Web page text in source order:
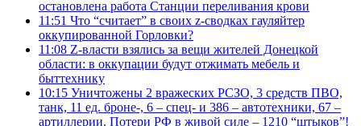
остановлена работа Станции переливания крови
11:51 Что “считает” в своих z-сводках гауляйтер
оккупированной Горловки?
11:08 Z-власти взялись за вещи жителей Донецкой
области: в оккупации будут отжимать мебель и
быттехнику
10:15 Уничтожены 2 вражеских РСЗО, 3 средств ПВО,
танк, 11 ед. броне-, 6 – спец- и 386 – автотехники, 67 –
артиллерии. Потери РФ в живой силе – 1210 “штыков”!